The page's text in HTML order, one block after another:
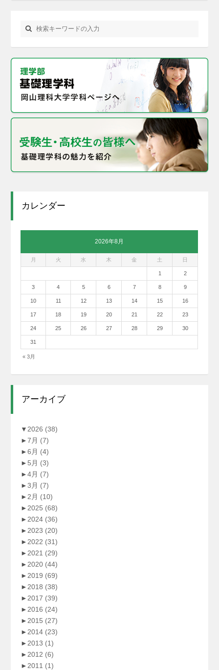
カレンダー
2026年8月
月 火 水 木 金 土 日
« 3月
1 2
3 4 5 6 7 8 9
10 11 12 13 14 15 16
17 18 19 20 21 22 23
24 25 26 27 28 29 30
31
アーカイブ
▼ 2026 (38)
►7月 (7)
►6月 (4)
► 5月 (3)
►4月 (7)
►3月 (7)
► 2月 (10)
► 2025 (68)
► 2024 (36)
► 2023 (20)
► 2022 (31)
► 2021 (29)
► 2020 (44)
► 2019 (69)
► 2018 (38)
► 2017 (39)
► 2016 (24)
► 2015 (27)
► 2014 (23)
► 2013 (1)
► 2012 (6)
► 2011 (1)